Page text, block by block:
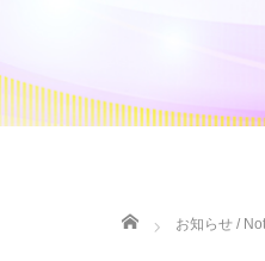
ホーム お知らせ /